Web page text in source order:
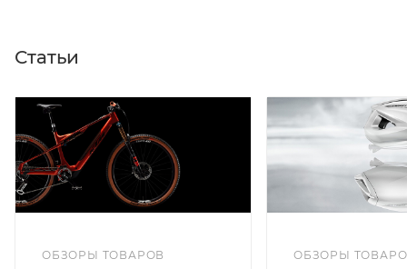
Статьи
ОБЗОРЫ ТОВАРОВ
ОБЗОРЫ